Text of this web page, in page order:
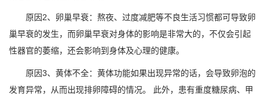
原因2、卵巢早衰：熬夜、过度减肥等不良生活习惯都可导致卵
巢早衰的发生，而卵巢早衰对身体的影响是非常大的，不仅会引起
性器官的萎缩，还会影响到身体及心理的健康。
原因3、黄体不全：黄体功能如果出现异常的话，会导致卵泡的
发育异常，从而出现排卵障碍的情况。 此外，患有重度糖尿病、甲